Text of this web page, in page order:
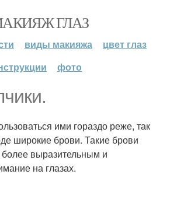
ГЛАЗ
виды макияжа
цвет глаз
фото
ими гораздо реже, так
широкие брови. Такие брови
выразительным и
на глазах.